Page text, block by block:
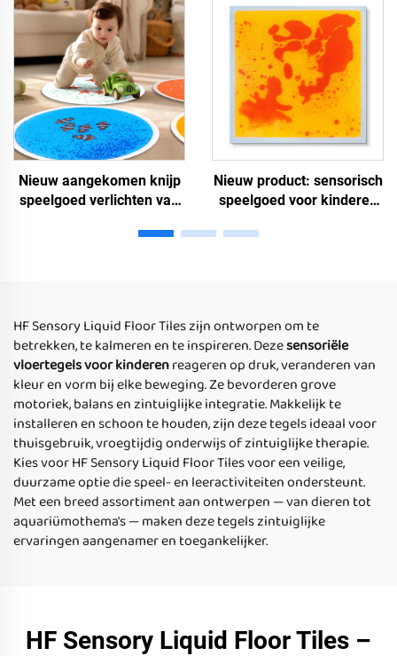
kleuterschool dynamische
ronde vloer tegels set
kinderen, sensorisch
speelgoed voor autisten
Nieuw aangekomen knijp
speelgoed verlichten van
kinderen nachtlicht
Nieuw product: sensorisch
speelgoed voor kinderen
speelgoed voor kinderen,
HF Sensory Liquid Floor Tiles zijn ontworpen om te
betrekken, te kalmeren en te inspireren. Dezesensoriële
vloertegels voor kinderenreageren op druk, veranderen van
kleur en vorm bij elke beweging. Ze bevorderen grove
motoriek, balans en zintuiglijke integratie. Makkelijk te
installeren en schoon te houden, zijn deze tegels ideaal voor
thuisgebruik, vroegtijdig onderwijs of zintuiglijke therapie.
Kies voor HF Sensory Liquid Floor Tiles voor een veilige,
duurzame optie die speel- en leeractiviteiten ondersteunt.
Met een breed assortiment aan ontwerpen — van dieren tot
aquariümothema's — maken deze tegels zintuiglijke
ervaringen aangenamer en toegankelijker.
HF Sensory Liquid Floor Tiles –